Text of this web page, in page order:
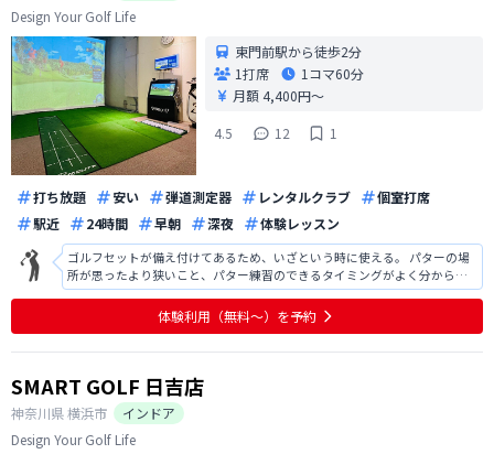
Design Your Golf Life
東門前駅から徒歩2分
1打席
1コマ60分
月額 4,400円〜
4.5
12 1
打ち放題 安い 弾道測定器 レンタルクラブ
個室打席
駅近
24時間 早朝 深夜 体験レッスン
ゴルフセットが備え付けてあるため、いざという時に使える。 パターの場
所が思ったより狭いこと、パター練習のできるタイミングがよく分からな
い。 傾斜マットがあるのは良い天気。 エアコンのハジから結露水？が垂れ
ていて、ソファーが濡れていることがあった。 使う前に、前回使った人の
画像が見えてしまう。敢えて見
体験利用（無料〜）を予約
SMART GOLF 日吉店
神奈川県横浜市
インドア
Design Your Golf Life